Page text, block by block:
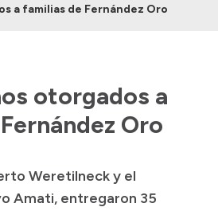
a familias de Fernández Oro
otorgados a
Oro
Weretilneck y el
Amati, entregaron 35